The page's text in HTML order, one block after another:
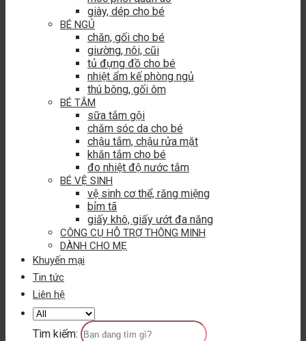
giày, dép cho bé
BÉ NGỦ
chăn, gối cho bé
giường, nôi, cũi
tủ đựng đồ cho bé
nhiệt ẩm kế phòng ngủ
thú bông, gối ôm
BÉ TẮM
sữa tắm gội
chăm sóc da cho bé
chậu tắm, chậu rửa mặt
khăn tắm cho bé
đo nhiệt độ nước tắm
BÉ VỆ SINH
vệ sinh cơ thể, răng miệng
bỉm tã
giấy khô, giấy ướt đa năng
CÔNG CỤ HỖ TRỢ THÔNG MINH
DÀNH CHO MẸ
Khuyến mại
Tin tức
Liên hệ
Tìm kiếm: